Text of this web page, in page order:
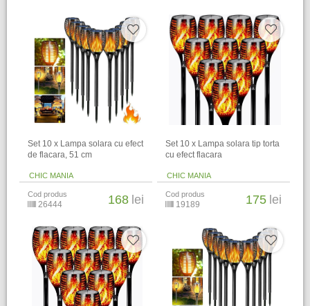
Set 10 x Lampa solara cu efect
de flacara, 51 cm
CHIC MANIA
Cod produs
26444 168 lei
Set 10 x Lampa solara tip torta
cu efect flacara
CHIC MANIA
Cod produs
19189 175 lei